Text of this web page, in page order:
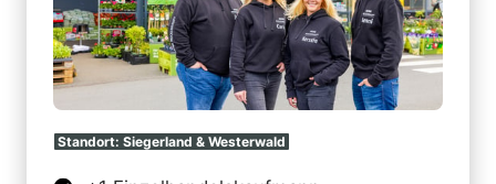
Standort: Siegerland & Westerwald